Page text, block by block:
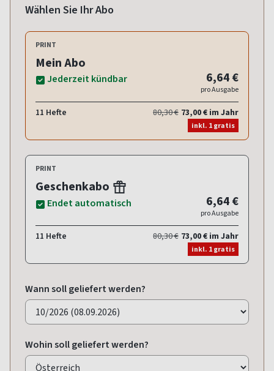
Wählen Sie Ihr Abo
PRINT
Mein Abo
Jederzeit kündbar 6,64 €
pro Ausgabe
11 Hefte 80,30 € 73,00 € im Jahr
inkl. 1 gratis
PRINT
Geschenkabo
Endet automatisch 6,64 €
pro Ausgabe
11 Hefte 80,30 € 73,00 € im Jahr
inkl. 1 gratis
Wann soll geliefert werden?
Wohin soll geliefert werden?